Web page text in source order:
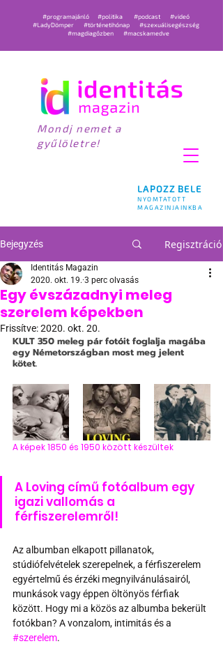
LAPOZZ BELE
NYOMTATOTT
MAGAZINJAINKBA
#programajánló #politika #podcast
#videó
#LadyDömper
#történetihónap
#szexuálisegészség
#magdiagőzben
#macskamedve
Mondj nemet a
gyűlöletre!
Bejegyzés Regisztráció
Egy évszázadnyi meleg
szerelem képekben
Identitás Magazin
2020. okt. 19. 3 perc olvasás
Frissítve:2020. okt. 20.
KULT 350 meleg pár fotóit foglalja magába
egy Németországban most meg jelent
kötet.
A képek 1850 és 1950 között készültek
A Loving című fotóalbum egy
igazi vallomás a
férfiszerelemről!
Az albumban elkapott pillanatok,
stúdiófelvételek szerepelnek, a férfiszerelem
egyértelmű és érzéki megnyilvánulásairól,
munkások vagy éppen öltönyös férfiak
között. Hogy mi a közös az albumba bekerült
fotókban? A vonzalom, intimitás és a
#szerelem.